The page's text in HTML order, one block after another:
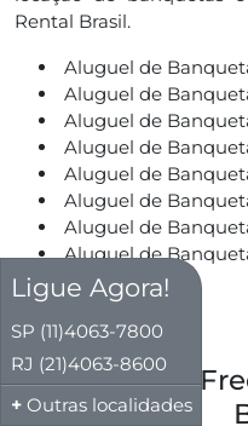
Rental Brasil.
Aluguel de
Aluguel de
Aluguel de
Aluguel de
Aluguel de
Aluguel de
Aluguel de
Aluguel de
Perguntas
Ligue Agora!
SP (11)4063-7800
RJ (21)4063-8600
Outras localidades